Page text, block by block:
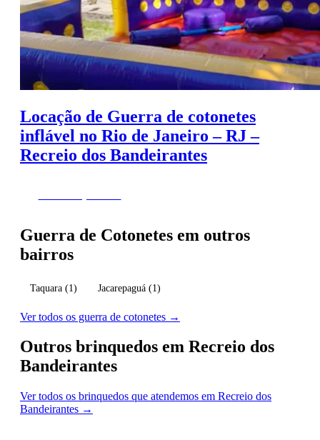
Locação de Guerra de cotonetes
inflável no Rio de Janeiro – RJ –
Recreio dos Bandeirantes
Guerra de Cotonetes em outros
bairros
Taquara(1) Jacarepaguá(1)
Ver todos os guerra de cotonetes →
Outros brinquedos em Recreio dos
Bandeirantes
Ver todos os brinquedos que atendemos em Recreio dos
Bandeirantes →